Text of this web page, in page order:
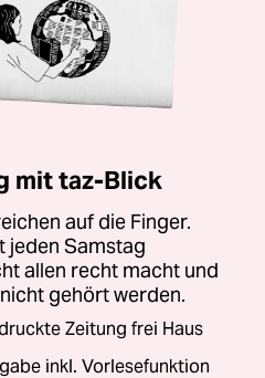
mit taz-Blick
auf die Finger.
jeden Samstag
allen recht macht und
gehört werden.
Zeitung frei Haus
inkl. Vorlesefunktion